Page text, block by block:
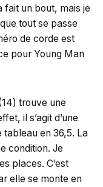
fait un bout, mais je
tout se passe
de corde est
pour Young Man
trouve une
il s’agit d’une
en 36,5. La
condition. Je
places. C’est
elle se monte en